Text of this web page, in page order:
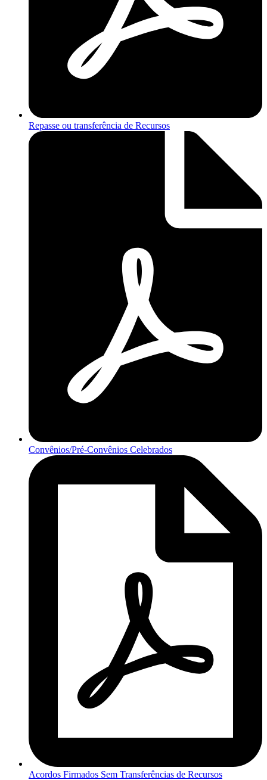
Repasse ou transferência de Recursos
Convênios/Pré-Convênios Celebrados
Acordos Firmados Sem Transferências de Recursos